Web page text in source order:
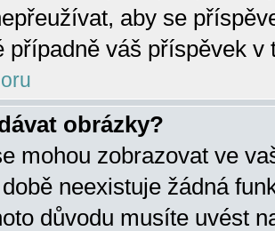
aby se
případně váš příspěvek v
obrázky?
mohou zobrazovat ve
neexistuje žádná
důvodu musíte uvést